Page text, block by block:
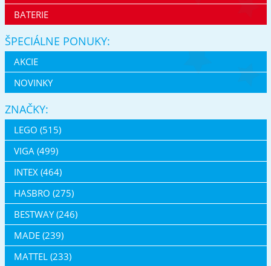
BATERIE
ŠPECIÁLNE PONUKY:
AKCIE
NOVINKY
ZNAČKY:
LEGO (515)
VIGA (499)
INTEX (464)
HASBRO (275)
BESTWAY (246)
MADE (239)
MATTEL (233)